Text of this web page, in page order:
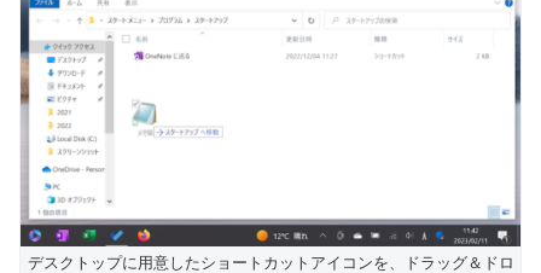
デスクトップに用意したショートカットアイコンを、ドラッグ＆ドロ